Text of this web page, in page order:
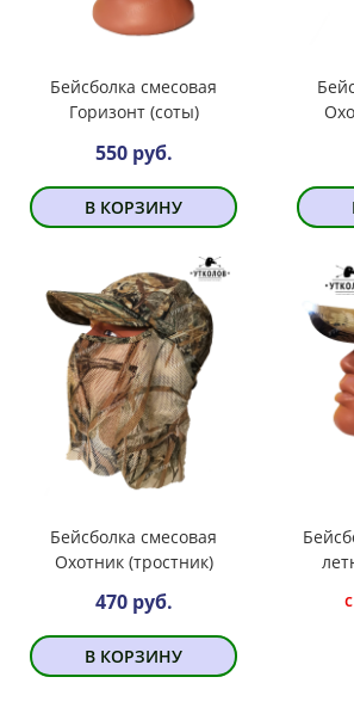
Бейсболка смесовая
Горизонт (соты)
550 руб.
В КОРЗИНУ
Бейсболка смесовая
Охотник (тростник)
470 руб.
В КОРЗИНУ